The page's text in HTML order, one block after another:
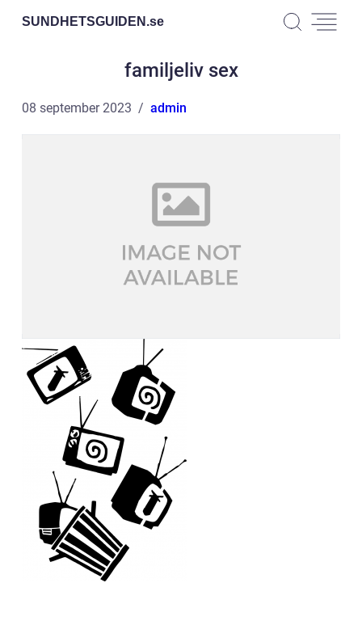
SUNDHETSGUIDEN.se
familjeliv sex
08 september 2023 admin